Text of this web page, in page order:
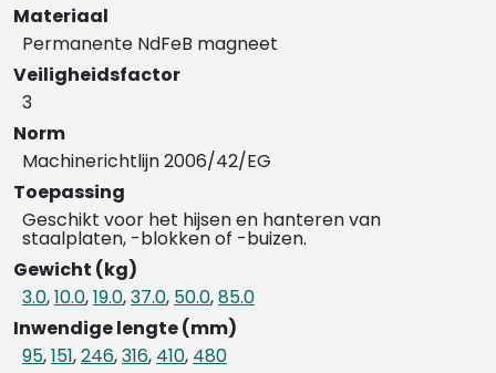
Materiaal
Permanente NdFeB magneet
Veiligheidsfactor
3
Norm
Machinerichtlijn 2006/42/EG
Toepassing
Geschikt voor het hijsen en hanteren van
staalplaten, -blokken of -buizen.
Gewicht (kg)
3.0,10.0,19.0,37.0, 50.0,85.0
Inwendige lengte (mm)
95,151,246,316, 410, 480